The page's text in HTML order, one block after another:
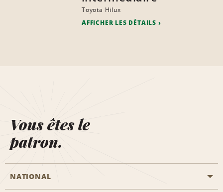
Toyota Hilux
AFFICHER LES DÉTAILS
Vous êtes le
patron.
NATIONAL